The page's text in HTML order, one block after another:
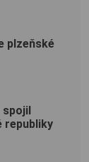
plzeňské
spojil
republiky